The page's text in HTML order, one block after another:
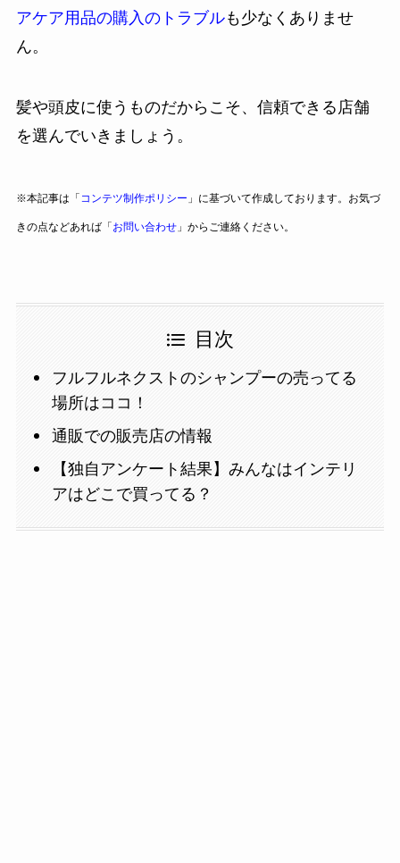
アケア用品の購入のトラブルも少なくありませ
ん。
髪や頭皮に使うものだからこそ、信頼できる店舗
を選んでいきましょう。
※本記事は「 コンテツ制作ポリシー 」に基づいて作成しております。お気づ
きの点などあれば「お問い合わせ」からご連絡ください。
目次
フルフルネクストのシャンプーの売ってる
場所はココ！
通販での販売店の情報
【独自アンケート結果】みんなはインテリ
アはどこで買ってる？